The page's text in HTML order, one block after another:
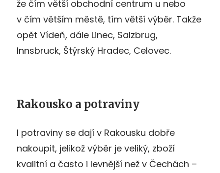
že čím větší obchodní centrum u nebo
v čím větším městě, tím větší výběr. Takže
opět Vídeň, dále Linec, Salzbrug,
Innsbruck, Štýrský Hradec, Celovec.
Rakousko a potraviny
I potraviny se dají v Rakousku dobře
nakoupit, jelikož výběr je veliký, zboží
kvalitní a často i levnější než v Čechách –